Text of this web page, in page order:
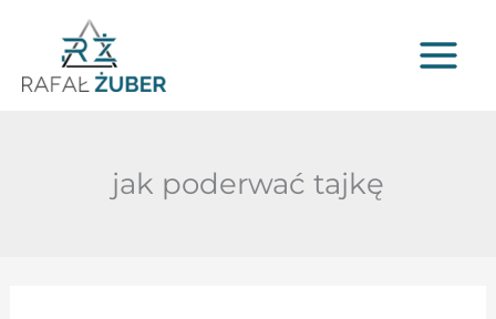
treści
jak poderwać tajkę